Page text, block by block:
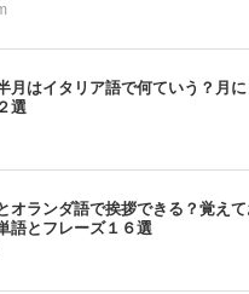
月はイタリア語で何ていう？月
選
オランダ語で挨拶できる？覚え
語とフレーズ１６選